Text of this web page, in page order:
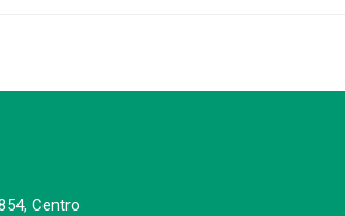
Centro